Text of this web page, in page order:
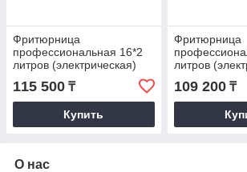
Фритюрница
профессиональная 16*2
литров (электрическая)
115 500 ₸
Купить
Фритюрница
литров
109 200₸
О нас